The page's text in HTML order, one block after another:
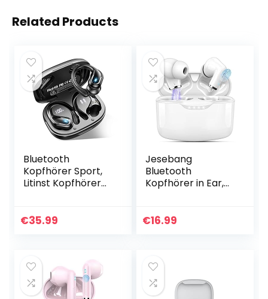
Related Products
Bluetooth
Kopfhörer Sport,
Litinst Kopfhörer
Mic, 50Std
€35.99
Jesebang
Bluetooth
Kopfhörer in Ear,
Kabellos mit
€16.99